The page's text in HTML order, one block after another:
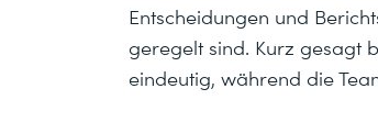
Entscheidungen und
geregelt sind. Kurz gesagt
eindeutig, während die